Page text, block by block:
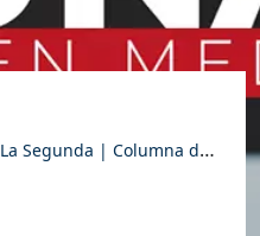
La Segunda | Columna de Claudia Saavedra: Ciencia e inmediatez